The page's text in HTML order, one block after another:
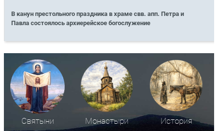
В канун престольного праздника в храме свв. апп. Петра и
Павла состоялось архиерейское богослужение
Святыни Монастыри История